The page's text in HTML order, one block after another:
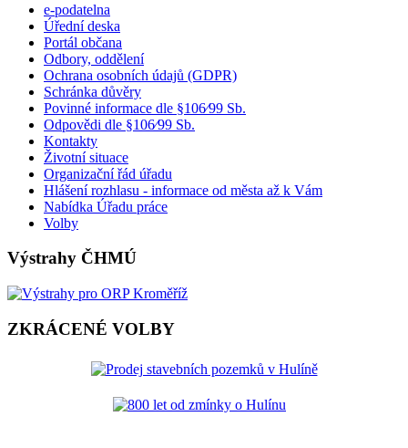
e-podatelna
Úřední deska
Portál občana
Odbory, oddělení
Ochrana osobních údajů (GDPR)
Schránka důvěry
Povinné informace dle §106⁄99 Sb.
Odpovědi dle §106⁄99 Sb.
Kontakty
Životní situace
Organizační řád úřadu
Hlášení rozhlasu - informace od města až k Vám
Nabídka Úřadu práce
Volby
Výstrahy ČHMÚ
ZKRÁCENÉ VOLBY